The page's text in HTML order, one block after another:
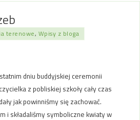
terenowe, Wpisy z bloga
dniu buddyjskiej ceremonii
z pobliskiej szkoły cały czas
jak powinniśmy się zachować.
i składaliśmy symboliczne kwiaty w